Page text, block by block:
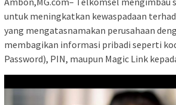
untuk meningkatkan kewaspadaan
yang mengatasnamakan perusahaan
membagikan informasi pribadi seperti
Password), PIN, maupun Magic Link